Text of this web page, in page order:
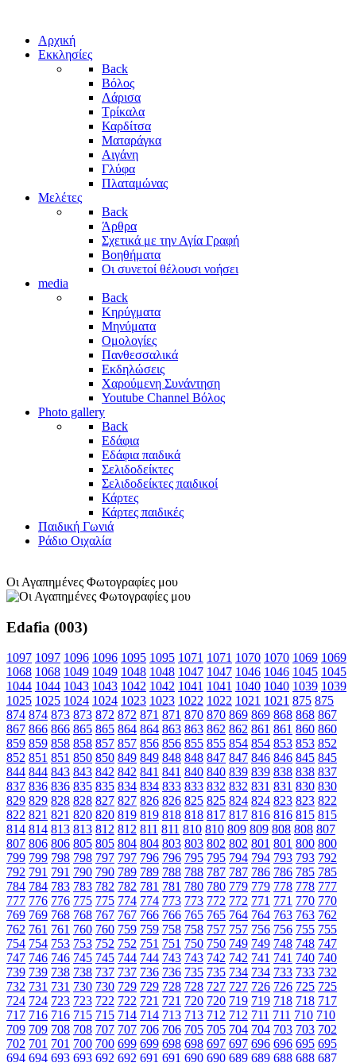
Αρχική
Εκκλησίες
Back
Βόλος
Λάρισα
Τρίκαλα
Καρδίτσα
Ματαράγκα
Αιγάνη
Γλύφα
Πλαταμώνας
Μελέτες
Back
Άρθρα
Σχετικά με την Αγία Γραφή
Βοηθήματα
Οι συνετοί θέλουσι νοήσει
media
Back
Κηρύγματα
Μηνύματα
Ομολογίες
Πανθεσσαλικά
Εκδηλώσεις
Χαρούμενη Συνάντηση
Youtube Channel Βόλος
Photo gallery
Back
Εδάφια
Εδάφια παιδικά
Σελιδοδείκτες
Σελιδοδείκτες παιδικοί
Κάρτες
Κάρτες παιδικές
Παιδική Γωνιά
Ράδιο Οιχαλία
Οι Αγαπημένες Φωτογραφίες μου
Edafia (003)
1097 1097 1096 1096 1095 1095 1071 1071 1070 1070 1069 1069
1068 1068 1049 1049 1048 1048 1047 1047 1046 1046 1045 1045
1044 1044 1043 1043 1042 1042 1041 1041 1040 1040 1039 1039
1025 1025 1024 1024 1023 1023 1022 1022 1021 1021 875 875
874 874 873 873 872 872 871 871 870 870 869 869 868 868 867
867 866 866 865 865 864 864 863 863 862 862 861 861 860 860
859 859 858 858 857 857 856 856 855 855 854 854 853 853 852
852 851 851 850 850 849 849 848 848 847 847 846 846 845 845
844 844 843 843 842 842 841 841 840 840 839 839 838 838 837
837 836 836 835 835 834 834 833 833 832 832 831 831 830 830
829 829 828 828 827 827 826 826 825 825 824 824 823 823 822
822 821 821 820 820 819 819 818 818 817 817 816 816 815 815
814 814 813 813 812 812 811 811 810 810 809 809 808 808 807
807 806 806 805 805 804 804 803 803 802 802 801 801 800 800
799 799 798 798 797 797 796 796 795 795 794 794 793 793 792
792 791 791 790 790 789 789 788 788 787 787 786 786 785 785
784 784 783 783 782 782 781 781 780 780 779 779 778 778 777
777 776 776 775 775 774 774 773 773 772 772 771 771 770 770
769 769 768 768 767 767 766 766 765 765 764 764 763 763 762
762 761 761 760 760 759 759 758 758 757 757 756 756 755 755
754 754 753 753 752 752 751 751 750 750 749 749 748 748 747
747 746 746 745 745 744 744 743 743 742 742 741 741 740 740
739 739 738 738 737 737 736 736 735 735 734 734 733 733 732
732 731 731 730 730 729 729 728 728 727 727 726 726 725 725
724 724 723 723 722 722 721 721 720 720 719 719 718 718 717
717 716 716 715 715 714 714 713 713 712 712 711 711 710 710
709 709 708 708 707 707 706 706 705 705 704 704 703 703 702
702 701 701 700 700 699 699 698 698 697 697 696 696 695 695
694 694 693 693 692 692 691 691 690 690 689 689 688 688 687